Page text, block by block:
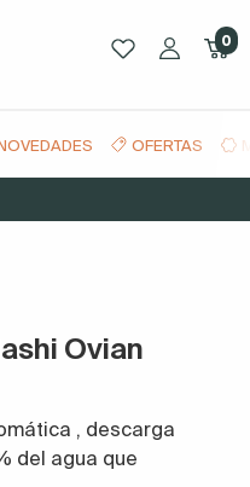
0
OFERTAS
Ovian
, descarga
del agua que